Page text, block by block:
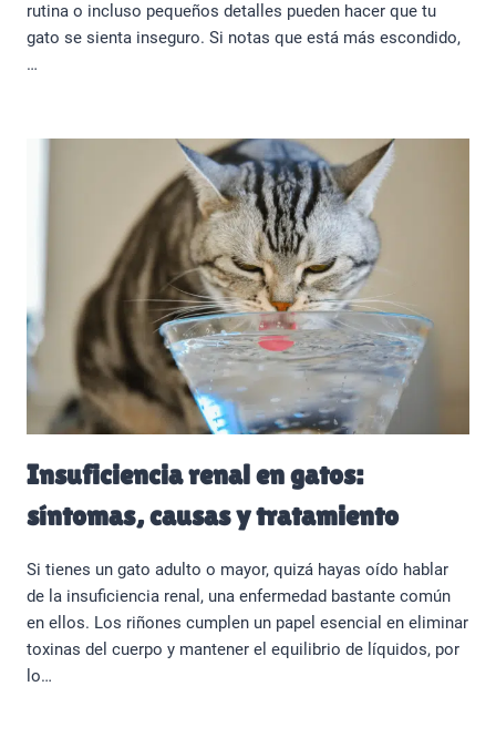
rutina o incluso pequeños detalles pueden hacer que tu
gato se sienta inseguro. Si notas que está más escondido,
…
Insuficiencia renal en gatos:
síntomas, causas y tratamiento
Si tienes un gato adulto o mayor, quizá hayas oído hablar
de la insuficiencia renal, una enfermedad bastante común
en ellos. Los riñones cumplen un papel esencial en eliminar
toxinas del cuerpo y mantener el equilibrio de líquidos, por
lo…